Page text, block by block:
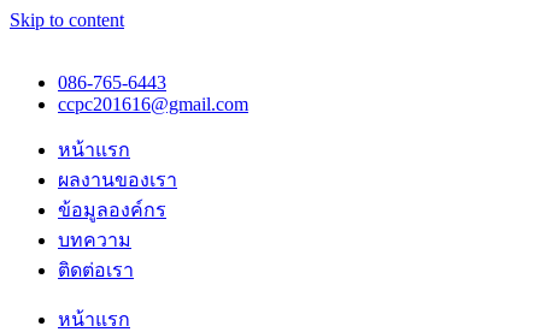
Skip to content
086-765-6443
ccpc201616@gmail.com
หน้าแรก
ผลงานของเรา
ข้อมูลองค์กร
บทความ
ติดต่อเรา
หน้าแรก